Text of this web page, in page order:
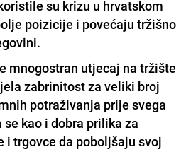
su krizu u hrvatskom
poizicije i povećaju tržišno
mnogostran utjecaj na tržište
zabrinitost za veliki broj
potraživanja prije svega
kao i dobra prilika za
i trgovce da poboljšaju svoj